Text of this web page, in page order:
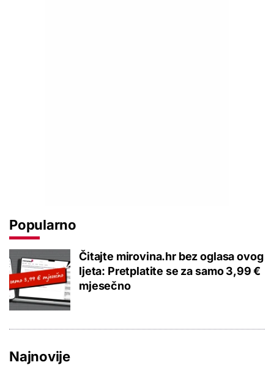
Popularno
Čitajte mirovina.hr bez oglasa ovog
ljeta: Pretplatite se za samo 3,99 €
mjesečno
Najnovije